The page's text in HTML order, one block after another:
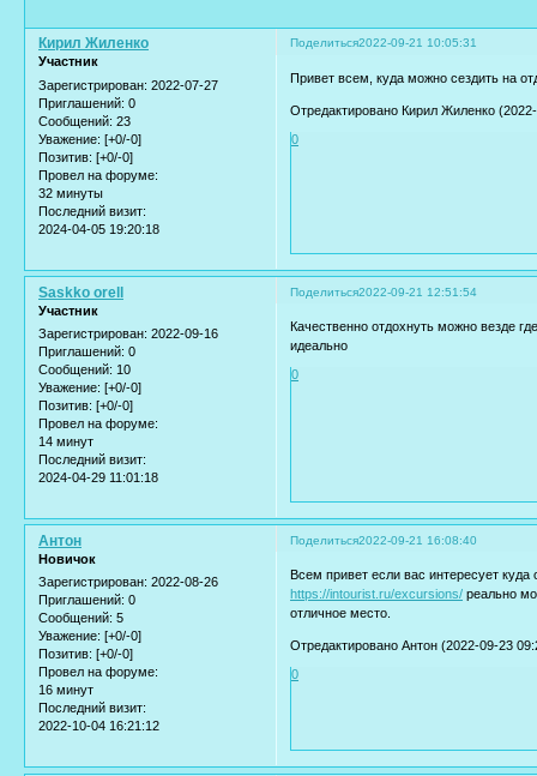
Поделиться2022-09-21 10:05:31
Кирил Жиленко
Участник
Зарегистрирован: 2022-07-27
Приглашений: 0
Сообщений: 23
Уважение: [+0/-0]
Позитив: [+0/-0]
Провел на форуме:
32 минуты
Последний визит:
2024-04-05 19:20:18
Привет всем, куда можно сездить на
Отредактировано Кирил Жиленко
0
Поделиться2022-09-21 12:51:54
Saskko orell
Участник
Зарегистрирован: 2022-09-16
Приглашений: 0
Сообщений: 10
Уважение: [+0/-0]
Позитив: [+0/-0]
Провел на форуме:
14 минут
Последний визит:
2024-04-29 11:01:18
Качественно отдохнуть можно везде
идеально
0
Поделиться2022-09-21 16:08:40
Антон
Новичок
Зарегистрирован: 2022-08-26
Приглашений: 0
Сообщений: 5
Уважение: [+0/-0]
Позитив: [+0/-0]
Провел на форуме:
16 минут
Последний визит:
2022-10-04 16:21:12
Всем привет если вас интересует
https://intourist.ru/excursions/ реально
отличное место.
Отредактировано Антон (2022-09-23
0